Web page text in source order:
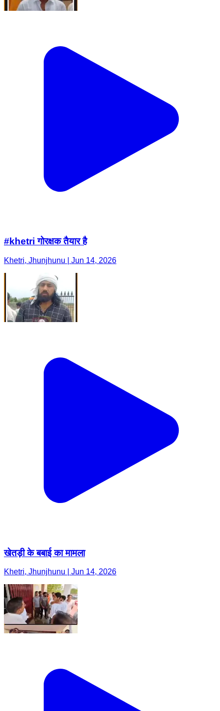
#khetri गोरक्षक तैयार है
Khetri, Jhunjhunu | Jun 14, 2026
खेतड़ी के बबाई का मामला
Khetri, Jhunjhunu | Jun 14, 2026